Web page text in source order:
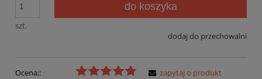
szt.
do koszyka
dodaj do przechowalni
Ocena::
zapytaj o produkt